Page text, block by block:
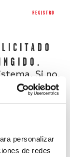
personalizar
de redes
REGISTRO
Si no,